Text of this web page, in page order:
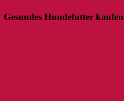
Gesundes Hundefutter kaufen